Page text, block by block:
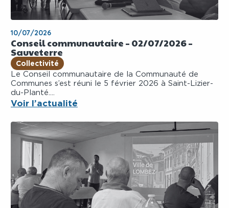
10/07/2026
Conseil communautaire – 02/07/2026 –
Sauveterre
Collectivité
Le Conseil communautaire de la Communauté de
Communes s’est réuni le 5 février 2026 à Saint-Lizier-
du-Planté....
Voir l’actualité